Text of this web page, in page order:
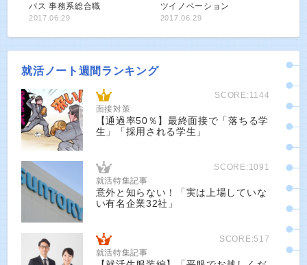
パス 事務系総合職
2017.06.29
ツイノベーション
2017.06.29
就活ノート週間ランキング
SCORE:1144
面接対策
【通過率50％】最終面接で「落ちる学
生」「採用される学生」
SCORE:1091
就活特集記事
意外と知らない！「実は上場していな
い有名企業32社」
SCORE:517
就活特集記事